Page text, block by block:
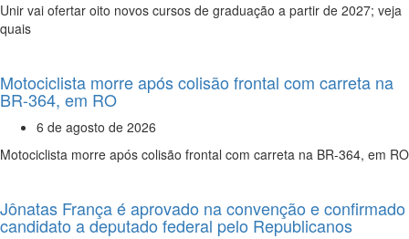
Unir vai ofertar oito novos cursos de graduação a partir de 2027; veja
quais
Motociclista morre após colisão frontal com carreta na
BR-364, em RO
6 de agosto de 2026
Motociclista morre após colisão frontal com carreta na BR-364, em RO
Jônatas França é aprovado na convenção e confirmado
candidato a deputado federal pelo Republicanos